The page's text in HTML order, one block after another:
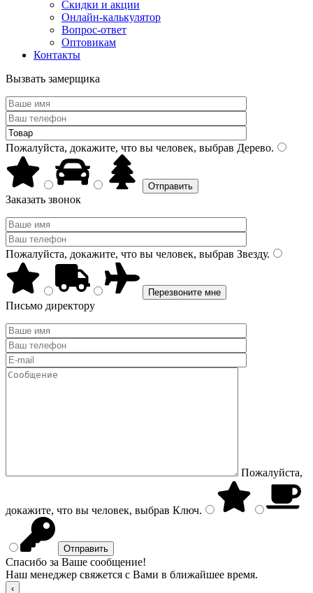
Скидки и акции
Онлайн-калькулятор
Вопрос-ответ
Оптовикам
Контакты
Вызвать замерщика
Пожалуйста, докажите, что вы человек, выбрав Дерево.
Заказать звонок
Пожалуйста, докажите, что вы человек, выбрав Звезду.
Письмо директору
Пожалуйста,
докажите, что вы человек, выбрав Ключ.
Спасибо за Ваше сообщение!
Наш менеджер свяжется с Вами в ближайшее время.